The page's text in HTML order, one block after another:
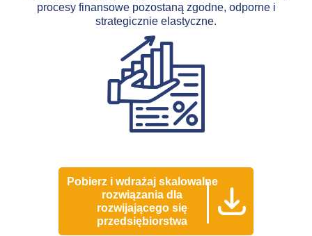
procesy finansowe pozostaną zgodne, odporne i
strategicznie elastyczne.
Pobierz i wdrażaj skalowalne
rozwiązania dla
rozwijającego się
przedsiębiorstwa